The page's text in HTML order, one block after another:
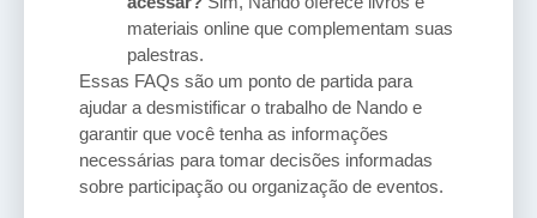
materiais online que complementam suas
palestras.
Essas FAQs são um ponto de partida para
ajudar a desmistificar o trabalho de Nando e
garantir que você tenha as informações
necessárias para tomar decisões informadas
sobre participação ou organização de eventos.